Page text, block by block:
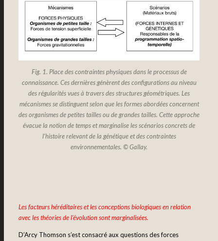
Fig. 1. Place des contraintes physiques dans le processus de
connaissance. Ces dernières génèrent des configurations au niveau
des régularités vues à travers des structures géométriques. Les
mécanismes se distinguent selon que les formes abordées concernent
des organismes de petites tailles ou de grandes tailles. Cette approche
évacue la notion de temps et marginalise les scénarios concrets de
l‘histoire relevant de la génétique et des contraintes
environnementales. © Gallay.
Les facteurs héréditaires et les conceptions biologiques en relation
avec les théories de l’évolution sont marginalisées.
D’Arcy Thomson s’est consacré aux questions des forces